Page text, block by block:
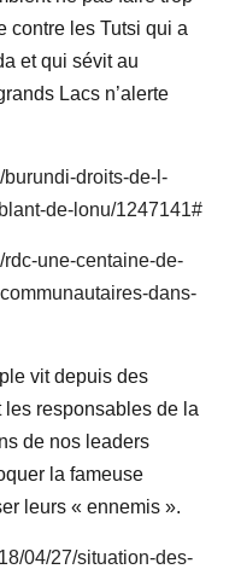
contre les Tutsi qui a
et qui sévit au
Lacs n’alerte
burundi-droits-de-l-
de-lonu/1247141#
rdc-une-centaine-de-
dans-
vit depuis des
responsables de la
de nos leaders
la fameuse
leurs « ennemis ».
04/27/situation-des-